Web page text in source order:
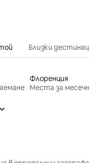
Близки
Флоренция
Места за